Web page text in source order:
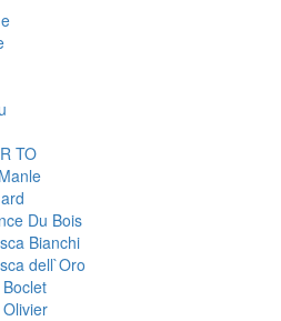
TO
Du Bois
Bianchi
dell`Oro